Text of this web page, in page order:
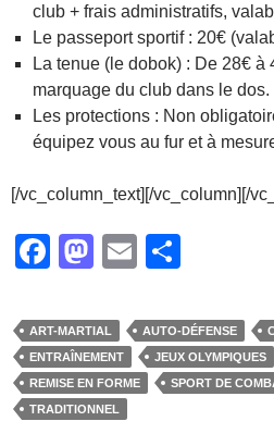
club + frais administratifs,
Le passeport sportif : 20€
La tenue (le dobok) : De 28€
marquage du club dans le dos.
Les protections : Non
équipez vous au fur et à
[/vc_column_text][/vc_column][/
F
c
e
b
o
M
st
o
d
o
E
ail ta
g
er
ART-MARTIAL AUTO-DÉFENSE
ENTRAÎNEMENT
JEUX OLYMPIQUES
REMISE EN FORME
SPORT DE
TRADITIONNEL